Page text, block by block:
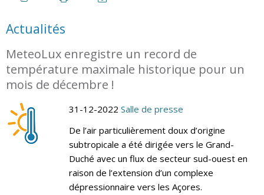
Actualités
MeteoLux enregistre un record de
température maximale historique pour un
mois de décembre !
31-12-2022 Salle de presse
De l’air particulièrement doux d’origine
subtropicale a été dirigée vers le Grand-
Duché avec un flux de secteur sud-ouest en
raison de l’extension d’un complexe
dépressionnaire vers les Açores.